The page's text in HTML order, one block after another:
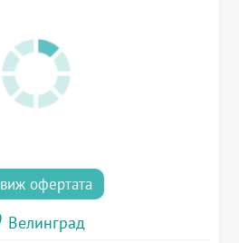
виж офертата
Велинград